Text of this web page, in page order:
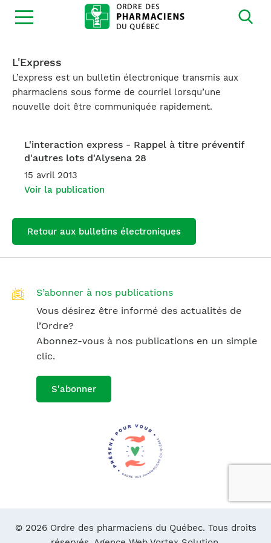
Ouvrir
la
L'Express
L’express est un bulletin électronique transmis aux
pharmaciens sous forme de courriel lorsqu’une
nouvelle doit être communiquée rapidement.
L'interaction express - Rappel à titre préventif
d'autres lots d'Alysena 28
15 avril 2013
Voir la publication
Retour aux bulletins électroniques
S’abonner à nos publications
Vous désirez être informé des actualités de
l’Ordre?
Abonnez-vous à nos publications en un simple
clic.
S'abonner
© 2026 Ordre des pharmaciens du Québec. Tous droits